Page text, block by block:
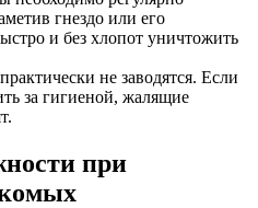
гнездо или его
и без хлопот уничтожить
не заводятся. Если
за гигиеной, жалящие
при